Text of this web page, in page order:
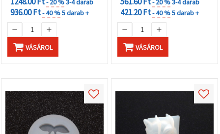
- 20 %3-4 darab
936.00 Ft- 40 %5 darab +
VÁSÁROL
- 20 %3-4 darab
421.20 Ft- 40 %5 darab +
VÁSÁROL